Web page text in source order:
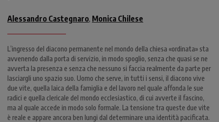
Alessandro Castegnaro, Monica Chilese
L’ingresso del diacono permanente nel mondo della chiesa «ordinata» sta
avvenendo dalla porta di servizio, in modo spoglio, senza che quasi se ne
avverta la presenza e senza che nessuno si faccia realmente da parte per
lasciargli uno spazio suo. Uomo che serve, in tutti i sensi, il diacono vive
due vite, quella laica della famiglia e del lavoro nel quale affonda le sue
radici e quella clericale del mondo ecclesiastico, di cui avverte il fascino,
ma al quale accede in modo solo formale. La tensione tra queste due vite
è reale e appare ancora ben lungi dal determinare una identità pacificata.